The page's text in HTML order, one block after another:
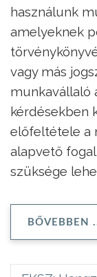
használunk
amelyeknek
vagy más
munkavállaló
kérdésekben
előfeltétele a
alapvető
szüksége
BŐVEBBEN